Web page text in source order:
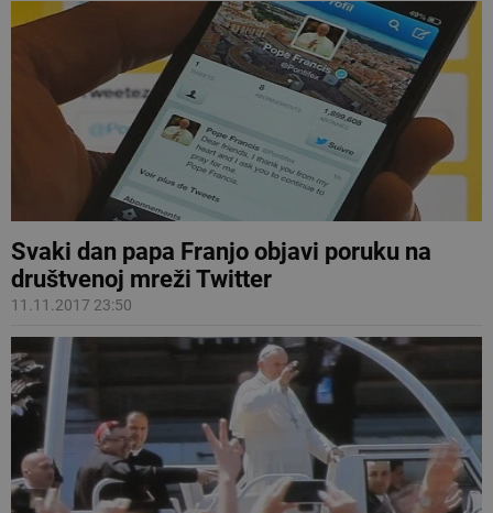
Svaki dan papa Franjo objavi poruku na
društvenoj mreži Twitter
11.11.2017 23:50